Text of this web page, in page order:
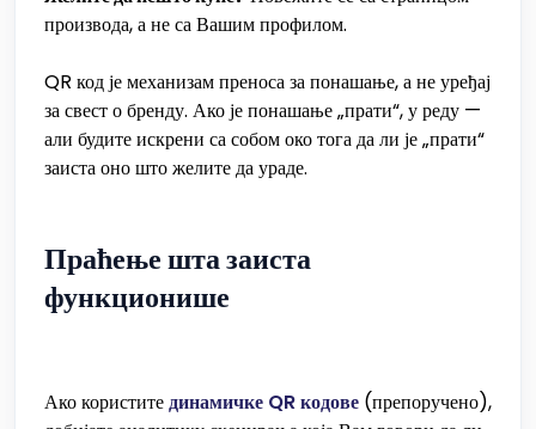
производа, а не са Вашим профилом.
QR код је механизам преноса за понашање, а не уређај
за свест о бренду. Ако је понашање „прати“, у реду —
али будите искрени са собом око тога да ли је „прати“
заиста оно што желите да ураде.
Праћење шта заиста
функционише
Ако користитединамичке QR кодове (препоручено),